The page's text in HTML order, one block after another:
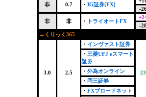
非 0.7 ・ IG証券[FX]
-
非 非 ・ トライオートFX
-
→くりっく365
3.0 2.5
・ インヴァスト証券
・ 三菱UFJ eスマート
証券
・ 外為オンライン
・ 岡三証券
・ FXブロードネット